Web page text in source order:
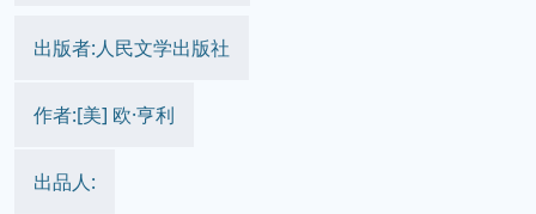
出版者:人民文学出版社
作者:[美] 欧·亨利
出品人: